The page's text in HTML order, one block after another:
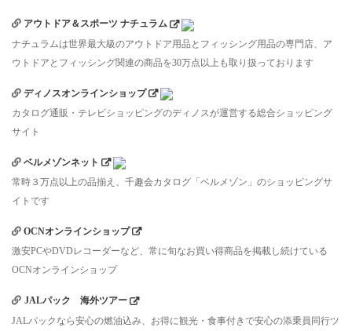
アウトドア＆スポーツ ナチュラム
ナチュラムは世界最大級のアウトドア用品とフィッシング用品の専門店、ア
ウトドアとフィッシング関連の商品を30万点以上も取り扱っております
ディノスオンラインショップ
カタログ通販・テレビショッピングのディノスが運営する総合ショッピング
サイト
ベルメゾンネット
常時３万点以上の品揃え、千趣会カタログ「ベルメゾン」のショッピングサ
イトです
OCNオンラインショップ
激安PCやDVDレコーダーなど、常に旬なお買い得商品を掲載し続けている
OCNオンラインショップ
JALパック 海外ツアー
JALパックなら安心の燃油込み、お得に観光・食事付きで安心の添乗員同行ツ